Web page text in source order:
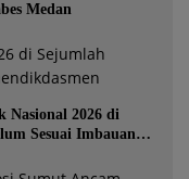
Medan
Nasional 2026 di
Sesuai Imbauan